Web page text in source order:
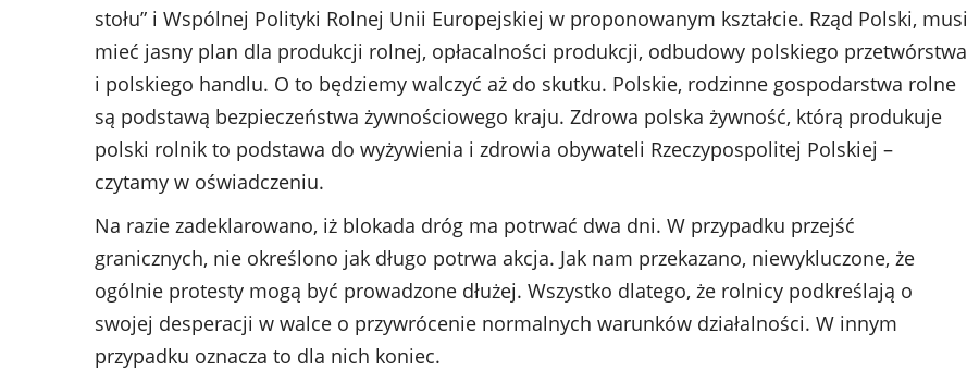
stołu” i Wspólnej Polityki Rolnej Unii Europejskiej w proponowanym kształcie. Rząd Polski, musi
mieć jasny plan dla produkcji rolnej, opłacalności produkcji, odbudowy polskiego przetwórstwa
i polskiego handlu. O to będziemy walczyć aż do skutku. Polskie, rodzinne gospodarstwa rolne
są podstawą bezpieczeństwa żywnościowego kraju. Zdrowa polska żywność, którą produkuje
polski rolnik to podstawa do wyżywienia i zdrowia obywateli Rzeczypospolitej Polskiej –
czytamy w oświadczeniu.
Na razie zadeklarowano, iż blokada dróg ma potrwać dwa dni. W przypadku przejść
granicznych, nie określono jak długo potrwa akcja. Jak nam przekazano, niewykluczone, że
ogólnie protesty mogą być prowadzone dłużej. Wszystko dlatego, że rolnicy podkreślają o
swojej desperacji w walce o przywrócenie normalnych warunków działalności. W innym
przypadku oznacza to dla nich koniec.